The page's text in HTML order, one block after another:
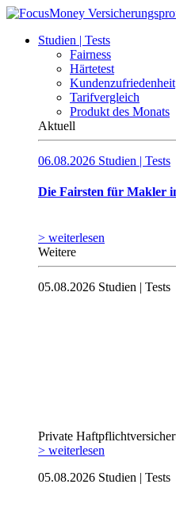
Studien | Tests
Fairness
Härtetest
Kundenzufriedenheit
Tarifvergleich
Produkt des Monats
Aktuell
06.08.2026 Studien | Tests
Die Fairsten für Makler
> weiterlesen
Weitere
05.08.2026 Studien | Tests
Private
> weiterlesen
05.08.2026 Studien | Tests